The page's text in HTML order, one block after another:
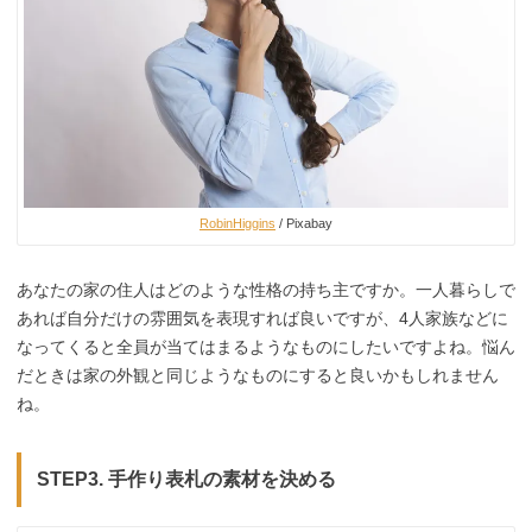
RobinHiggins / Pixabay
あなたの家の住人はどのような性格の持ち主ですか。一人暮らしで
あれば自分だけの雰囲気を表現すれば良いですが、4人家族などに
なってくると全員が当てはまるようなものにしたいですよね。悩ん
だときは家の外観と同じようなものにすると良いかもしれません
ね。
STEP3. 手作り表札の素材を決める